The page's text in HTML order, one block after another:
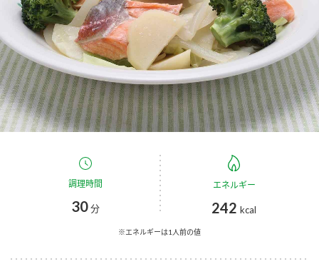
お酢ドリンク ぽん酢
みりん風・料理酒 鍋用調味料
つゆ たれ
スープ 中華
ブランド・スペシャルサイト
ブランド・スペシャルサイト トップ
商品ブランドサイト
Fibee（ファイビー）
くらしプラ酢
カンタン酢
お酢ドリンク
つゆ
企業情報
国内事業概要
企業理念
ミツカンの歴史
ミツカンを知る
環境への取り組み
調理時間
30分
エネルギー
242 kcal
※エネルギーは1人前の値